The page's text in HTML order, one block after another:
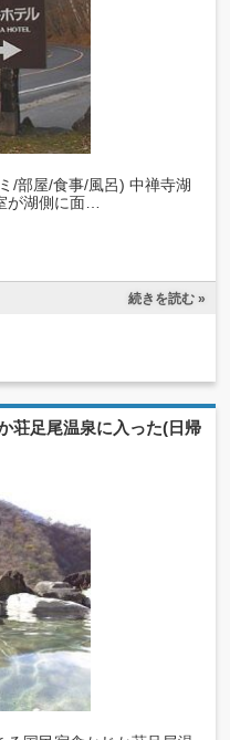
/部屋/食事/風呂) 中禅寺湖
が湖側に面…
続きを読む »